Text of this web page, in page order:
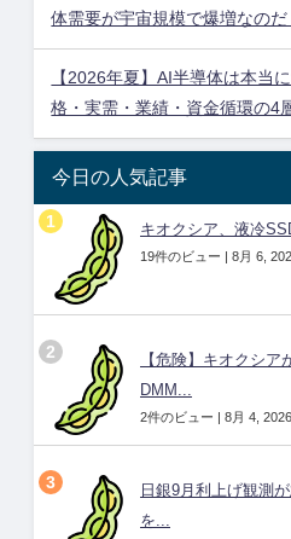
体需要が宇宙規模で爆増なのだ
【2026年夏】AI半導体は本当
格・実需・業績・資金循環の4
今日の人気記事
キオクシア、液冷
19件のビュー | 8月 6,
【危険】キオクシ
DMM...
2件のビュー | 8月 4,
日銀9月利上げ観測
を...